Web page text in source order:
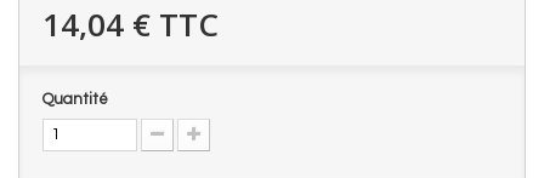
14,04 € TTC
Quantité